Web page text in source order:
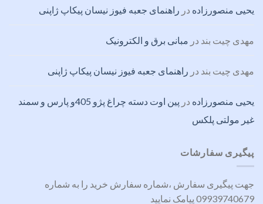
یحیی منصورزاده در راهنمای جعبه فیوز نیسان پیکاپ ژاپنی
مهدی چیت بند در مبانی برق و الکترونیک
مهدی چیت بند در راهنمای جعبه فیوز نیسان پیکاپ ژاپنی
یحیی منصورزاده در
پین اوت دسته چراغ پژو 405و پارس و سمند
غیر مولتی پلکس
پیگیری سفارشات
جهت پیگیری سفارش ،شماره سفارش خرید را به شماره
09939740679 پیامک نمایید